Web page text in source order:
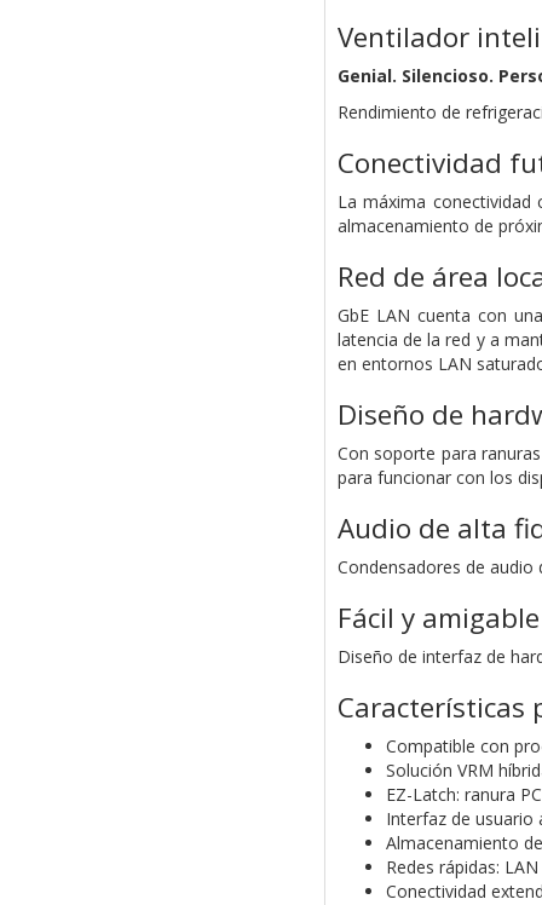
Ventilador
Genial. Silencioso.
Rendimiento de
Conectividad
La máxima
almacenamiento de
Red de área
GbE LAN cuenta con
latencia de la red y a
en entornos LAN
Diseño de
Con soporte para
para funcionar con los
Audio de alta
Condensadores de
Fácil y amigable
Diseño de interfaz de
Características
Compatible con
Solución VRM
EZ-Latch: ranura
Interfaz de usuario
Almacenamiento
Redes rápidas: LAN
Conectividad